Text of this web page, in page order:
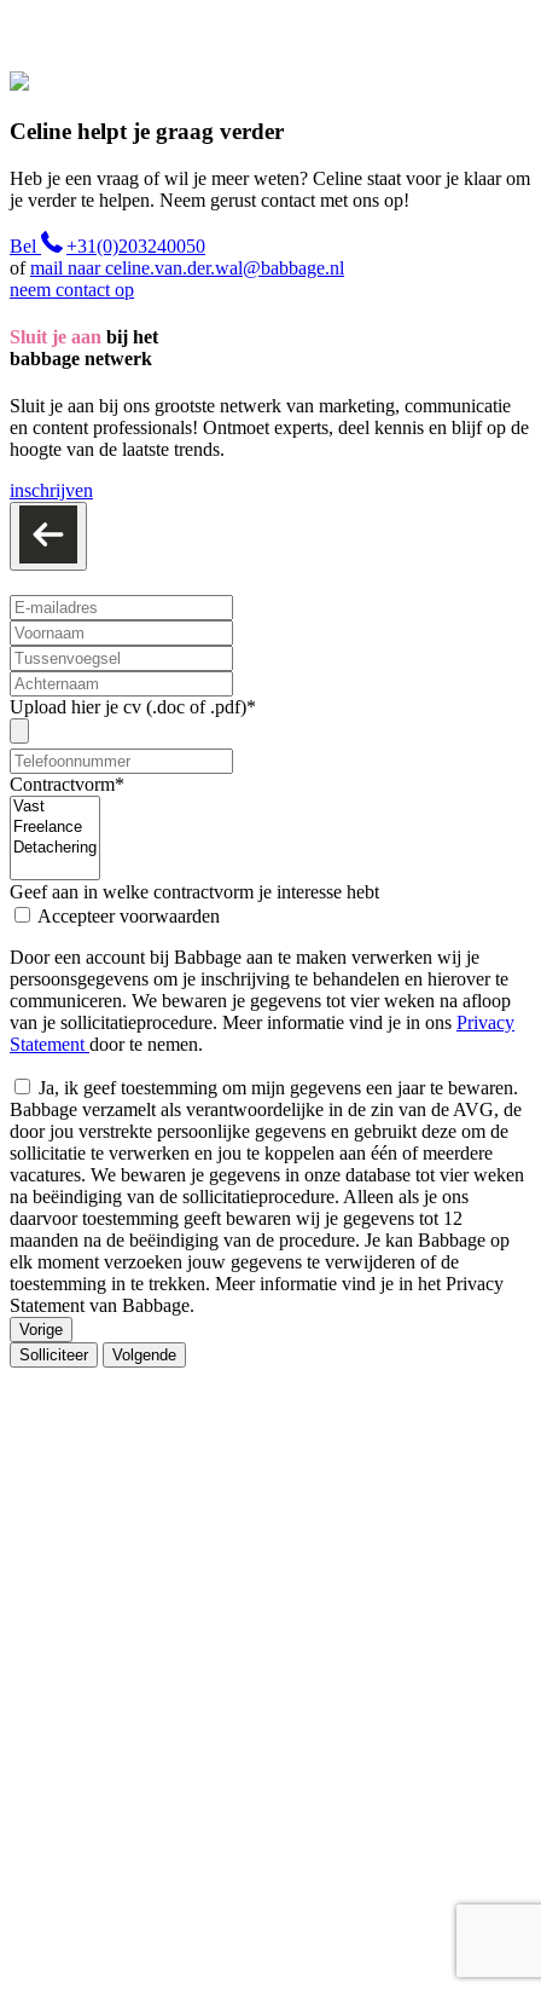
Celine helpt je graag verder
Heb je een vraag of wil je meer weten? Celine staat voor je klaar om
je verder te helpen. Neem gerust contact met ons op!
Bel
+31(0)203240050
ofmail naar celine.van.der.wal@babbage.nl
neem contact op
Sluit je aan bij het
babbage netwerk
Sluit je aan bij ons grootste netwerk van marketing, communicatie
en content professionals! Ontmoet experts, deel kennis en blijf op de
hoogte van de laatste trends.
inschrijven
Upload hier je cv (.doc of .pdf)*
Contractvorm*
Geef aan in welke contractvorm je interesse hebt
Accepteer voorwaarden
Door een account bij Babbage aan te maken verwerken wij je
persoonsgegevens om je inschrijving te behandelen en hierover te
communiceren. We bewaren je gegevens tot vier weken na afloop
van je sollicitatieprocedure. Meer informatie vind je in ons Privacy
Statement door te nemen.
Ja, ik geef toestemming om mijn gegevens een jaar te bewaren.
Babbage verzamelt als verantwoordelijke in de zin van de AVG, de
door jou verstrekte persoonlijke gegevens en gebruikt deze om de
sollicitatie te verwerken en jou te koppelen aan één of meerdere
vacatures. We bewaren je gegevens in onze database tot vier weken
na beëindiging van de sollicitatieprocedure. Alleen als je ons
daarvoor toestemming geeft bewaren wij je gegevens tot 12
maanden na de beëindiging van de procedure. Je kan Babbage op
elk moment verzoeken jouw gegevens te verwijderen of de
toestemming in te trekken. Meer informatie vind je in het Privacy
Statement van Babbage.
Vorige
Solliciteer
Volgende